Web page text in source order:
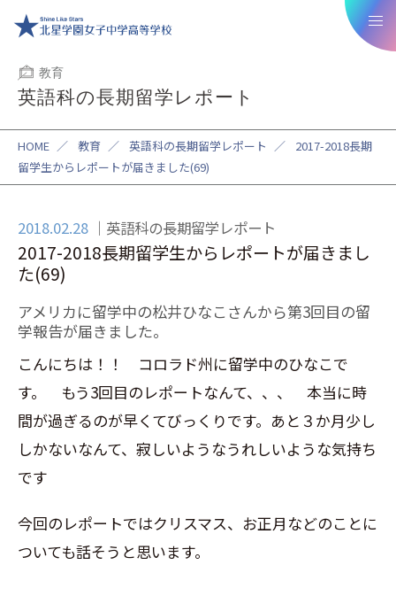
教育
英語科の長期留学レポート
HOME ／ 教育 ／ 英語科の長期留学レポート ／
2017-2018長期
留学生からレポートが届きました(69)
2018.02.28 英語科の長期留学レポート
2017-2018長期留学生からレポートが届きまし
た(69)
アメリカに留学中の松井ひなこさんから第3回目の留
学報告が届きました。
こんにちは！！ コロラド州に留学中のひなこで
す。 もう3回目のレポートなんて、、、 本当に時
間が過ぎるのが早くてびっくりです。あと３か月少し
しかないなんて、寂しいようなうれしいような気持ち
です
今回のレポートではクリスマス、お正月などのことに
ついても話そうと思います。